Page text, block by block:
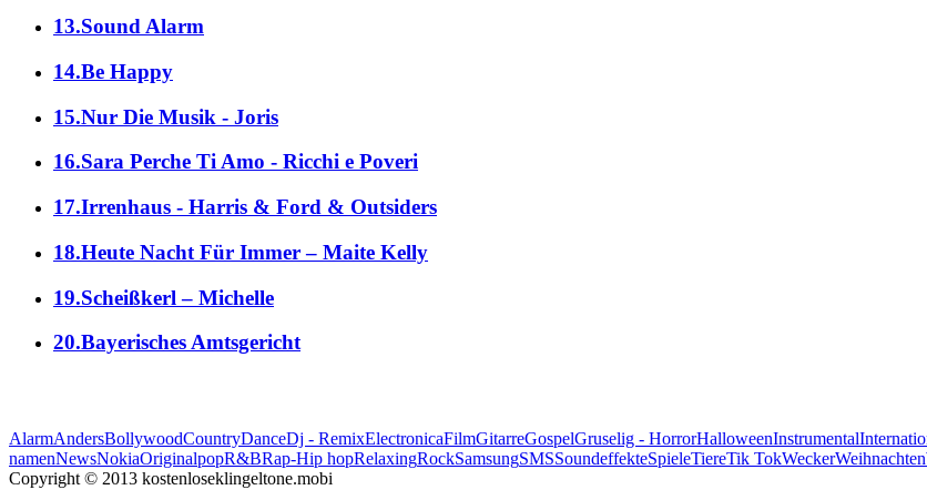
13.Sound Alarm
14.Be Happy
15.Nur Die Musik - Joris
16.Sara Perche Ti Amo - Ricchi e Poveri
17.Irrenhaus - Harris & Ford & Outsiders
18.Heute Nacht Für Immer – Maite Kelly
19.Scheißkerl – Michelle
20.Bayerisches Amtsgericht
AlarmAndersBollywoodCountryDanceDj - RemixElectronicaFilmGitarreGospelGruselig - HorrorHalloweenInstrumental
namenNewsNokiaOriginalpopR&BRap-Hip hopRelaxingRockSamsungSMSSoundeffekteSpieleTiereTik TokWeckerWeihnachten
Copyright © 2013 kostenloseklingeltone.mobi